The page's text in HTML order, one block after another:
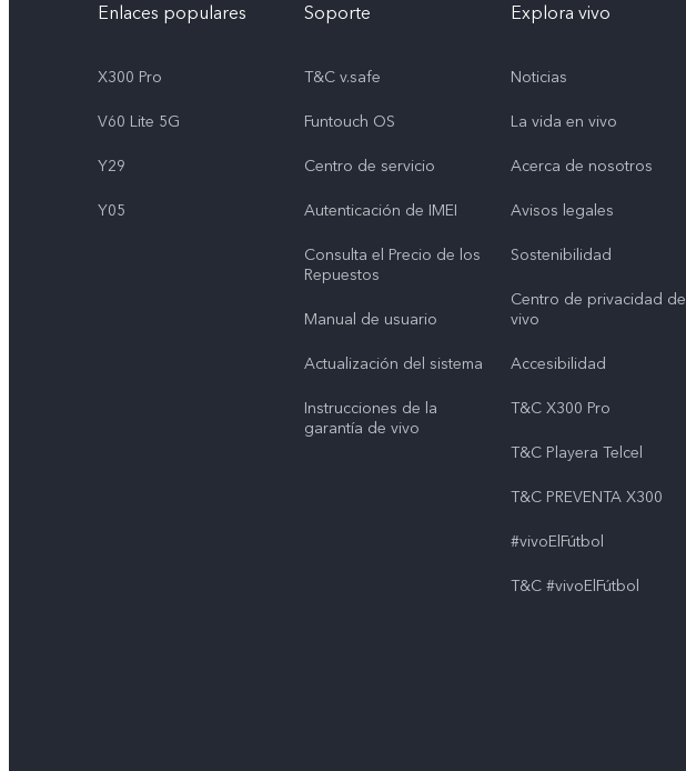
Enlaces populares
X300 Pro
V60 Lite 5G
Y29
Y05
Soporte
T&C v.safe
Funtouch OS
Centro de servicio
Autenticación de IMEI
Consulta el Precio de los
Repuestos
Manual de usuario
Actualización del sistema
Instrucciones de la
garantía de vivo
Explora vivo
Noticias
La vida en vivo
Acerca de nosotros
Avisos legales
Sostenibilidad
Centro de privacidad de
vivo
Accesibilidad
T&C X300 Pro
T&C Playera Telcel
T&C PREVENTA X300
#vivoElFútbol
T&C #vivoElFútbol